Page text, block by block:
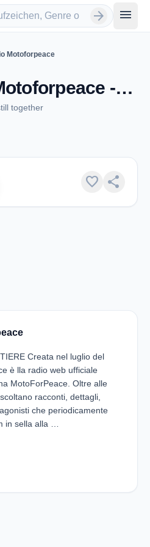
arrow_forward menu
Motoforpeace
Radio Motoforpeace - Rome
together
favorite share
Creata nel luglio del
è lla radio web ufficiale
MotoForPeace. Oltre alle
racconti, dettagli,
che periodicamente
in sella alla …